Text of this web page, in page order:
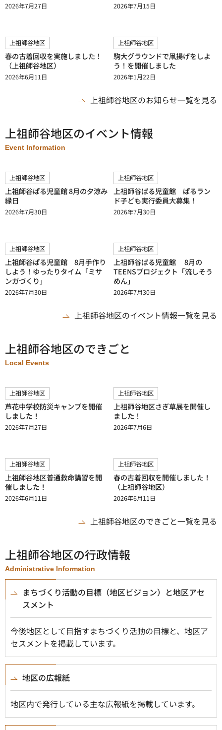
2026年7月27日 2026年7月15日
上祖師谷地区
春の古着回収を実施しました！
（上祖師谷地区）
2026年6月11日
上祖師谷地区
駒大グラウンドで凧揚げをしよ
う！を開催しました
2026年1月22日
上祖師谷地区のお知らせ一覧を見る
上祖師谷地区のイベント情報
Event Information
上祖師谷地区
上祖師谷ぱる児童館 8月の夕涼み
縁日
2026年7月30日
上祖師谷地区
上祖師谷ぱる児童館 ぱるラン
ド子ども実行委員大募集！
2026年7月30日
上祖師谷地区
上祖師谷ぱる児童館 8月手作り
しよう！ゆったりタイム「ミサ
ンガづくり」
2026年7月30日
上祖師谷地区
上祖師谷ぱる児童館 8月の
TEENSプロジェクト「流しそう
めん」
2026年7月30日
上祖師谷地区のイベント情報一覧を見る
上祖師谷地区のできごと
Local Events
上祖師谷地区
芦花中学校防災キャンプを開催
しました！
2026年7月27日
上祖師谷地区
上祖師谷地区さぎ草展を開催し
ました！
2026年7月6日
上祖師谷地区
上祖師谷地区普通救命講習を開
催しました！
2026年6月11日
上祖師谷地区
春の古着回収を開催しました！
（上祖師谷地区）
2026年6月11日
上祖師谷地区のできごと一覧を見る
上祖師谷地区の行政情報
Administrative Information
まちづくり活動の目標（地区ビジョン）と地区アセ
スメント
今後地区として目指すまちづくり活動の目標と、地区ア
セスメントを掲載しています。
地区の広報紙
地区内で発行している主な広報紙を掲載しています。